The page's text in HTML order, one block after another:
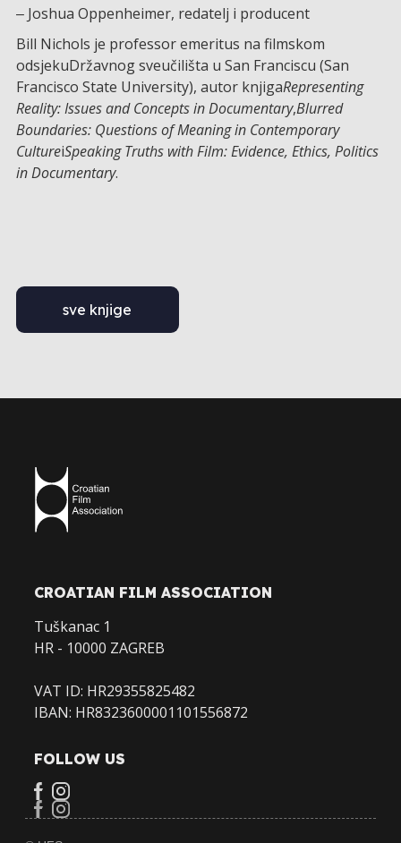
‒ Joshua Oppenheimer, redatelj i producent
Bill Nichols je professor emeritus na filmskom
odsjekuDržavnog sveučilišta u San Franciscu (San
Francisco State University), autor knjigaRepresenting
Reality: Issues and Concepts in Documentary,Blurred
Boundaries: Questions of Meaning in Contemporary
CultureiSpeaking Truths with Film: Evidence, Ethics, Politics
in Documentary.
sve knjige
CROATIAN FILM ASSOCIATION
Tuškanac 1
HR - 10000 ZAGREB
VAT ID: HR29355825482
IBAN: HR8323600001101556872
FOLLOW US